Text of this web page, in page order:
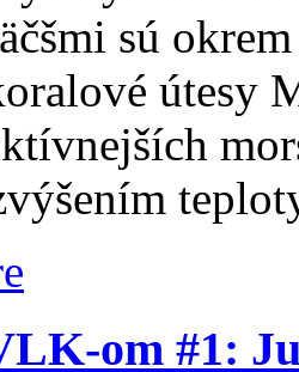
sú
útesy
om #1: